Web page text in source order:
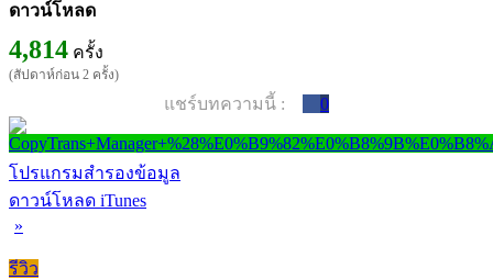
ดาวน์โหลด
4,814 ครั้ง
(สัปดาห์ก่อน 2 ครั้ง)
แชร์บทความนี้ : 0
โปรแกรมสำรองข้อมูล
ดาวน์โหลด iTunes
»
รีวิว